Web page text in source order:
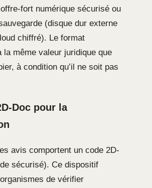
fort numérique sécurisé ou
(disque dur externe
chiffré). Le format
la même valeur juridique que
à condition qu’il ne soit pas
Doc pour la
avis comportent un code 2D-
sécurisé). Ce dispositif
de vérifier